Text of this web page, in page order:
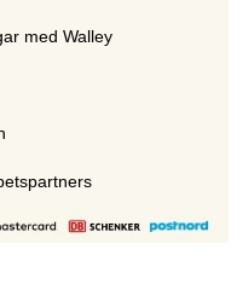
med Walley